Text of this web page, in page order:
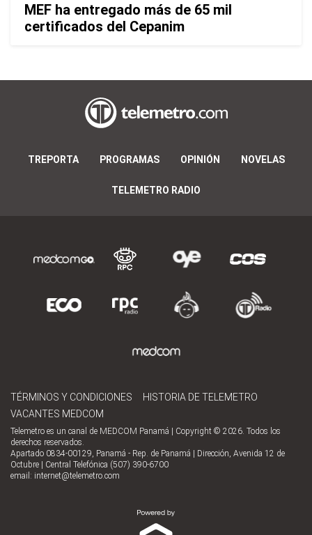
MEF ha entregado más de 65 mil
certificados del Cepanim
TREPORTA PROGRAMAS OPINIÓN NOVELAS
TELEMETRO RADIO
TÉRMINOS Y CONDICIONES
HISTORIA DE TELEMETRO
VACANTES MEDCOM
Telemetro es un canal de MEDCOM Panamá | Copyright © 2026. Todos los
derechos reservados.
Apartado 0834-00129, Panamá - Rep. de Panamá | Dirección, Avenida 12 de
Octubre | Central Telefónica (507) 390-6700
email: internet@telemetro.com